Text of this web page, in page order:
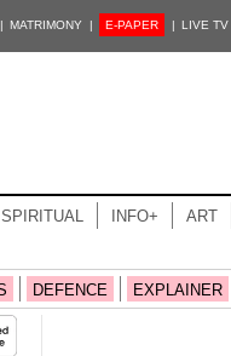
MATRIMONY | E-PAPER | LIVE TV
SPIRITUAL INFO+ ART
DEFENCE EXPLAINER